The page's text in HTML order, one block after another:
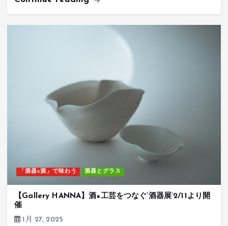
「酒器x酒」で味わう 酒器とグラス
【Gallery HANNA】酒×工芸をつなぐ’酒器展’2/11より開
催
1月 27, 2025